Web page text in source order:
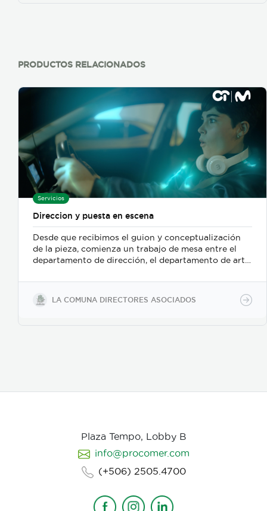
PRODUCTOS RELACIONADOS
Servicios
Direccion y puesta en escena
Desde que recibimos el guion y conceptualización
de la pieza, comienza un trabajo de mesa entre el
departamento de dirección, el departamento de arte,
buscamos reforzar la historia, nos centramos
fuertemente en la selección de casting, en el tono
para los actores con instrucciones claras, paletas de
LA COMUNA DIRECTORES ASOCIADOS
Plaza Tempo, Lobby B
info@procomer.com
(+506) 2505.4700